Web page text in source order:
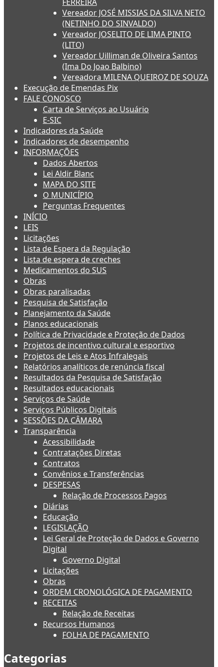
Vereador JOSÉ MISSIAS DA SILVA NETO
(NETINHO DO SINVALDO)
Vereador JOSELITO DE LIMA PINTO
(LITO)
Vereador Uilliman de Oliveira Santos
(Ima Do Joao Balbino)
Vereadora MILENA QUEIROZ DE SOUZA
Execução de Emendas Pix
FALE CONOSCO
Carta de Serviços ao Usuário
E-SIC
Indicadores da Saúde
Indicadores de desempenho
INFORMAÇÕES
Dados Abertos
Lei Aldir Blanc
MAPA DO SITE
O MUNICÍPIO
Perguntas Frequentes
INÍCIO
LEIS
Licitações
Lista de Espera da Regulação
Lista de espera de creches
Medicamentos do SUS
Obras
Obras paralisadas
Pesquisa de Satisfação
Planejamento da Saúde
Planos educacionais
Política de Privacidade e Proteção de Dados
Projetos de incentivo cultural e esportivo
Projetos de Leis e Atos Infralegais
Relatórios analíticos de renúncia fiscal
Resultados da Pesquisa de Satisfação
Resultados educacionais
Serviços de Saúde
Serviços Públicos Digitais
SESSÕES DA CÂMARA
Transparência
Acessibilidade
Contratações Diretas
Contratos
Convênios e Transferências
DESPESAS
Relação de Processos Pagos
Diárias
Educação
LEGISLAÇÃO
Lei Geral de Proteção de Dados e Governo
Digital
Governo Digital
Licitações
Obras
ORDEM CRONOLÓGICA DE PAGAMENTO
RECEITAS
Relação de Receitas
Recursos Humanos
FOLHA DE PAGAMENTO
Categorias